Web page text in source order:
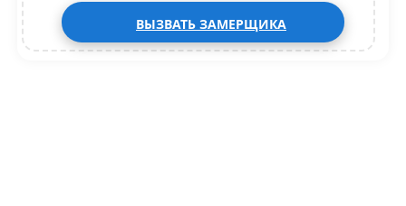
ВЫЗВАТЬ ЗАМЕРЩИКА